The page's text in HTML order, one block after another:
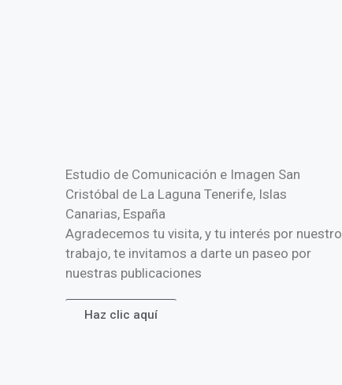
Estudio de Comunicación e Imagen San
Cristóbal de La Laguna Tenerife, Islas
Canarias, España
Agradecemos tu visita, y tu interés por nuestro
trabajo, te invitamos a darte un paseo por
nuestras publicaciones
Haz clic aquí